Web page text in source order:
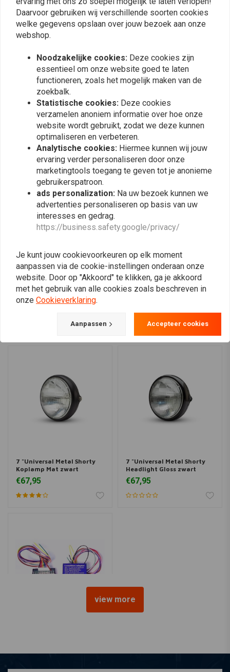
Maximale temperatuur:
80 graden Celsius
Ingangsspanningsbereik:7 - 18 Volt
Maximale
Plaats ook een review
Vergelijkbare producten
AXEL JOOST ELEKTRONIK
Digitale harnas C-BS voor
knop- en
KELLERMANN
Relay LED Indicatoren |
7 "Universal Metal Shorty
Koplamp Mat zwart
€67,95
7 "Universal Metal Shorty
Headlight Gloss zwart
€67,95
€129,95
view more
Daarvoor gebruiken wij verschillende soorten cookies
welke gegevens opslaan over jouw bezoek aan onze
webshop.
Noodzakelijke cookies: Deze cookies zijn
essentieel om onze website goed te laten
functioneren, zoals het mogelijk maken van de
zoekbalk.
Statistische cookies: Deze cookies
verzamelen anoniem informatie over hoe onze
website wordt gebruikt, zodat we deze kunnen
optimaliseren en verbeteren.
Analytische cookies: Hiermee kunnen wij jouw
ervaring verder personaliseren door onze
marketingtools toegang te geven tot je anonieme
gebruikerspatroon.
ads personalization: Na uw bezoek kunnen we
advertenties personaliseren op basis van uw
interesses en gedrag.
https://business.safety.google/privacy/
Je kunt jouw cookievoorkeuren op elk moment
aanpassen via de cookie-instellingen onderaan onze
website. Door op "Akkoord" te klikken, ga je akkoord
met het gebruik van alle cookies zoals beschreven in
onze Cookieverklaring.
Aanpassen Accepteer cookies